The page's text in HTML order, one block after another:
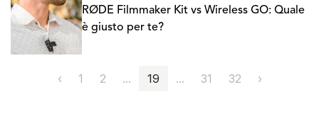
RØDE Filmmaker Kit vs Wireless GO: Quale
è giusto per te?
‹ 1 2 ... 19 ... 31 32 ›